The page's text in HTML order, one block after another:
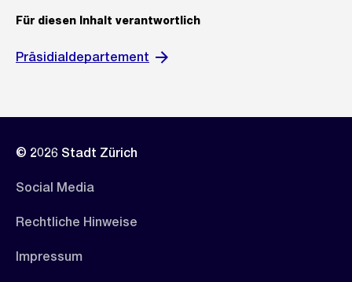
Für diesen Inhalt verantwortlich
Präsidialdepartement
© 2026 Stadt Zürich
Social Media
Rechtliche Hinweise
Impressum